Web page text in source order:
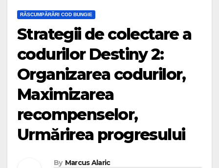
RĂSCUMPĂRĂRI COD BUNGIE
Strategii de colectare a
codurilor Destiny 2:
Organizarea codurilor,
Maximizarea
recompenselor,
Urmărirea progresului
By Marcus Alaric